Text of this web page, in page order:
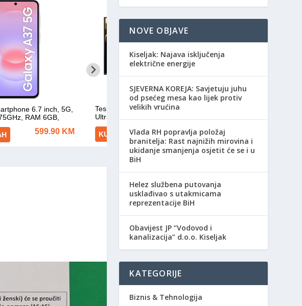
NOVE OBJAVE
Kiseljak: Najava isključenja
električne energije
SJEVERNA KOREJA: Savjetuju juhu
od psećeg mesa kao lijek protiv
velikih vrućina
Vlada RH popravlja položaj
branitelja: Rast najnižih mirovina i
ukidanje smanjenja osjetit će se i u
BiH
Helez službena putovanja
usklađivao s utakmicama
reprezentacije BiH
Obavijest JP “Vodovod i
kanalizacija” d.o.o. Kiseljak
KATEGORIJE
Biznis & Tehnologija